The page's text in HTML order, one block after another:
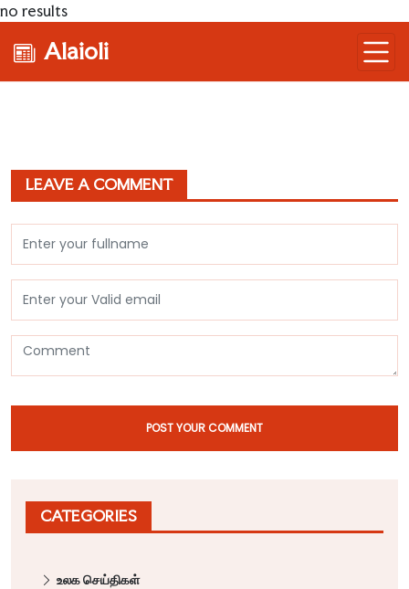
no results
Alaioli
LEAVE A COMMENT
POST YOUR COMMENT
CATEGORIES
உலக செய்திகள்